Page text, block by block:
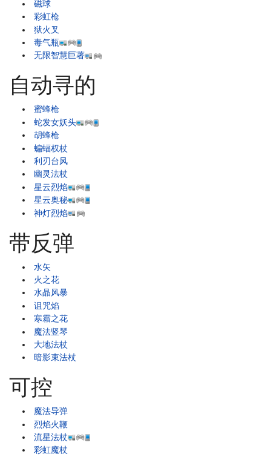
磁球
彩虹枪
狱火叉
毒气瓶
无限智慧巨著
自动寻的
蜜蜂枪
蛇发女妖头
胡蜂枪
蝙蝠权杖
利刃台风
幽灵法杖
星云烈焰
星云奥秘
神灯烈焰
带反弹
水矢
火之花
水晶风暴
诅咒焰
寒霜之花
魔法竖琴
大地法杖
暗影束法杖
可控
魔法导弹
烈焰火鞭
流星法杖
彩虹魔杖